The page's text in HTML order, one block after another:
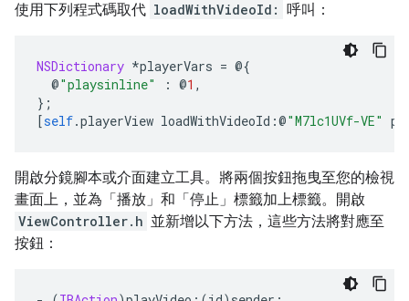
使用下列程式碼取代 loadWithVideoId: 呼叫：
NSDictionary *playerVars = @{
@"playsinline" : @1 ,
};
[self.playerView loadWithVideoId :@"M7lc1UVf-VE"
開啟分鏡腳本或介面建立工具。將兩個按鈕拖曳至您的檢視
畫面上，並為「播放」 和「停止」 標籤加上標籤。開啟
ViewController.h 並新增以下方法，這些方法將對應至
按鈕：